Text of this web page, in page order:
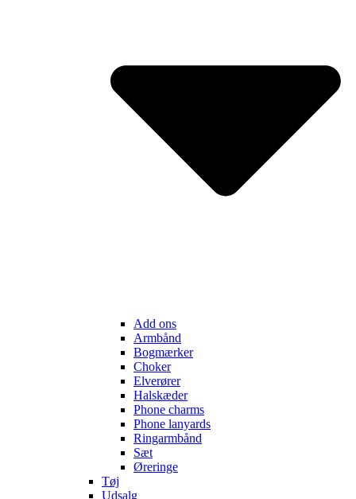
Add ons
Armbånd
Bogmærker
Choker
Elverører
Halskæder
Phone charms
Phone lanyards
Ringarmbånd
Sæt
Øreringe
Tøj
Udsalg